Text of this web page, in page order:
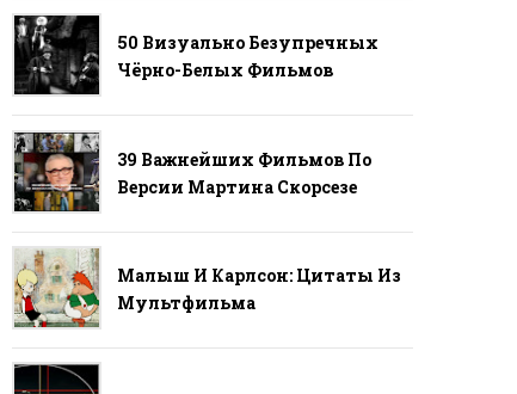
50 Визуально Безупречных
Чёрно-Белых Фильмов
39 Важнейших Фильмов По
Версии Мартина Скорсезе
Малыш И Карлсон: Цитаты Из
Мультфильма